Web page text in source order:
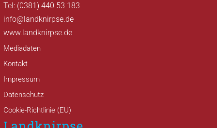
Tel: (0381) 440 53 183
info@landknirpse.de
www.landknirpse.de
Mediadaten
Kontakt
Impressum
Datenschutz
Cookie-Richtlinie (EU)